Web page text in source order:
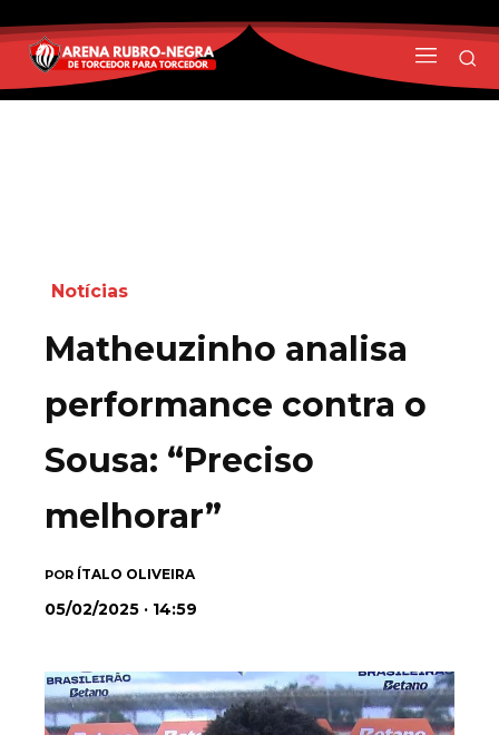
Notícias
Matheuzinho analisa
performance contra o
Sousa: “Preciso
melhorar”
POR ÍTALO OLIVEIRA
05/02/2025 · 14:59